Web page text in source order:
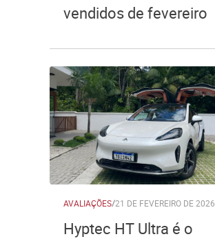
vendidos de fevereiro
AVALIAÇÕES/21 DE FEVEREIRO DE 2026
Hyptec HT Ultra é o